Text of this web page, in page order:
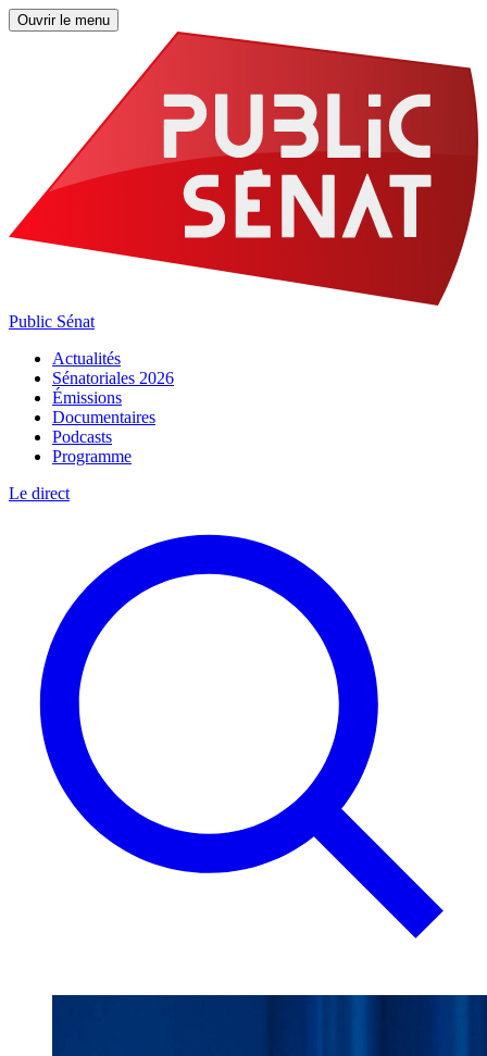
Ouvrir le menu
Public Sénat
Actualités
Sénatoriales 2026
Émissions
Documentaires
Podcasts
Programme
Le direct